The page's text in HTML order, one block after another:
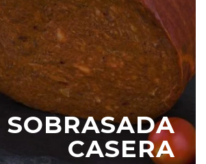
SOBRASADA
CASERA